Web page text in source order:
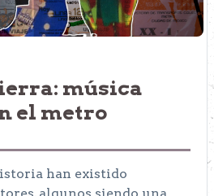
música
el metro
han existido